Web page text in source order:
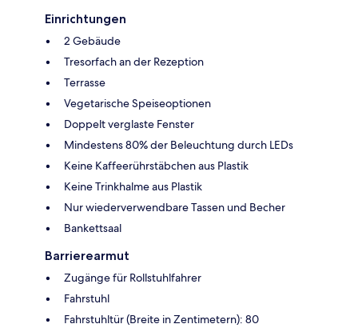
Einrichtungen
2 Gebäude
Tresorfach an der Rezeption
Terrasse
Vegetarische Speiseoptionen
Doppelt verglaste Fenster
Mindestens 80% der Beleuchtung durch LEDs
Keine Kaffeerührstäbchen aus Plastik
Keine Trinkhalme aus Plastik
Nur wiederverwendbare Tassen und Becher
Bankettsaal
Barrierearmut
Zugänge für Rollstuhlfahrer
Fahrstuhl
Fahrstuhltür (Breite in Zentimetern): 80